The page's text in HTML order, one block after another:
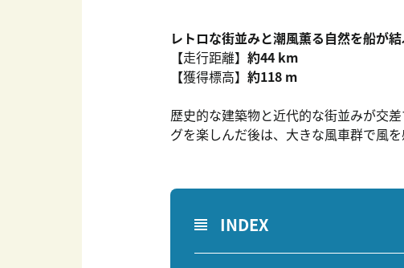
レトロな街並みと潮風薫る自然を船が
【走行距離】 約44 km
【獲得標高】 約118 m
歴史的な建築物と近代的な街並みが交
グを楽しんだ後は、大きな風車群で風
INDEX